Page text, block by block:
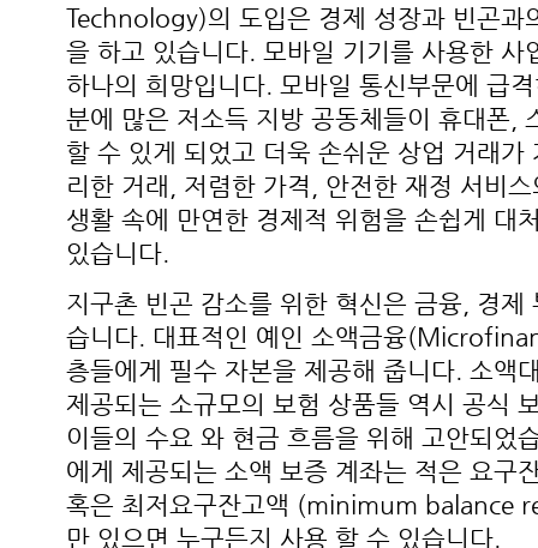
Technology)의 도입은 경제 성장과 빈곤과
을 하고 있습니다. 모바일 기기를 사용한 사
하나의 희망입니다. 모바일 통신부문에 급
분에 많은 저소득 지방 공동체들이 휴대폰,
할 수 있게 되었고 더욱 손쉬운 상업 거래가
리한 거래, 저렴한 가격, 안전한 재정 서비
생활 속에 만연한 경제적 위험을 손쉽게 대
있습니다.
지구촌 빈곤 감소를 위한 혁신은 금융, 경제
습니다. 대표적인 예인 소액금융
층들에게 필수 자본을 제공해 줍니다. 소
제공되는 소규모의 보험 상품들 역시 공식
이들의 수요 와 현금 흐름을 위해 고안되었
에게 제공되는 소액 보증 계좌는 적은 요구
혹은 최저요구잔고액 (minimum balance
만 있으면 누구든지 사용 할 수 있습니다.